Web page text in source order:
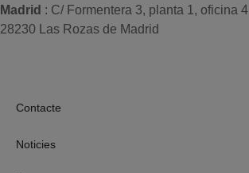
Madrid : C/ Formentera 3, planta 1, oficina 4
28230 Las Rozas de Madrid
Contacte
Noticies